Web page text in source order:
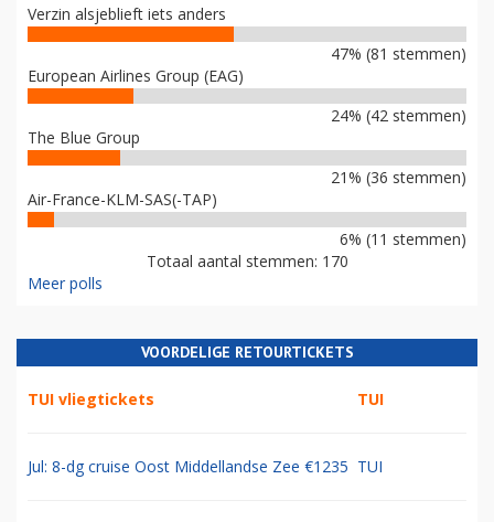
Verzin alsjeblieft iets anders
47% (81 stemmen)
European Airlines Group (EAG)
24% (42 stemmen)
The Blue Group
21% (36 stemmen)
Air-France-KLM-SAS(-TAP)
6% (11 stemmen)
Totaal aantal stemmen: 170
Meer polls
VOORDELIGE RETOURTICKETS
TUI vliegtickets TUI
Jul: 8-dg cruise Oost Middellandse Zee €1235 TUI